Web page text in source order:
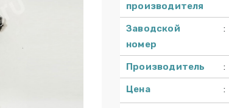
производителя
Заводской
номер
:
Производитель :
Цена :